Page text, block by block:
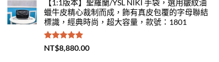
【1:1版本】聖羅蘭/YSL NIKI 手袋，選用皺紋油
蠟牛皮精心裁制而成，飾有真皮包覆的字母聯結
標識，經典時尚，超大容量，款號：1801
評分 5.00
滿分 5
NT$8,880.00